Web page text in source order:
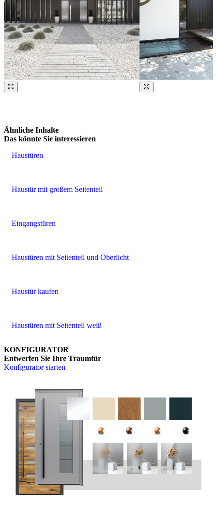
Ähnliche Inhalte
Das könnte Sie interessieren
Haustüren
Haustür mit großem Seitenteil
Eingangstüren
Haustüren mit Seitenteil und Oberlicht
Haustür kaufen
Haustüren mit Seitenteil weiß
KONFIGURATOR
Entwerfen Sie Ihre Traumtür
Konfigurator starten